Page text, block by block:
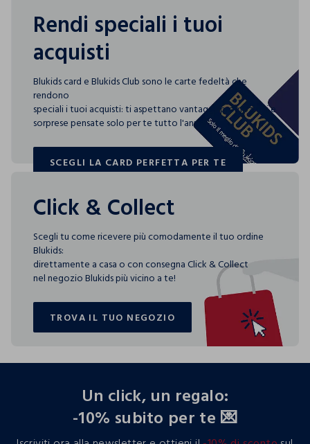
Rendi speciali i tuoi
acquisti
Blukids card e Blukids Club sono le carte fedeltà che
rendono
speciali i tuoi acquisti: ti aspettano vantaggi, promozioni e
sorprese pensate solo per te tutto l'anno!
SCEGLI LA CARD PERFETTA PER TE
SCEGLI LA CARD PERFETTA PER TE
Click & Collect
Scegli tu come ricevere più comodamente il tuo ordine
Blukids:
direttamente a casa o con consegna Click & Collect
nel negozio Blukids più vicino a te!
TROVA IL TUO NEGOZIO
TROVA IL TUO NEGOZIO
Un click, un regalo:
-10% subito per te 💌